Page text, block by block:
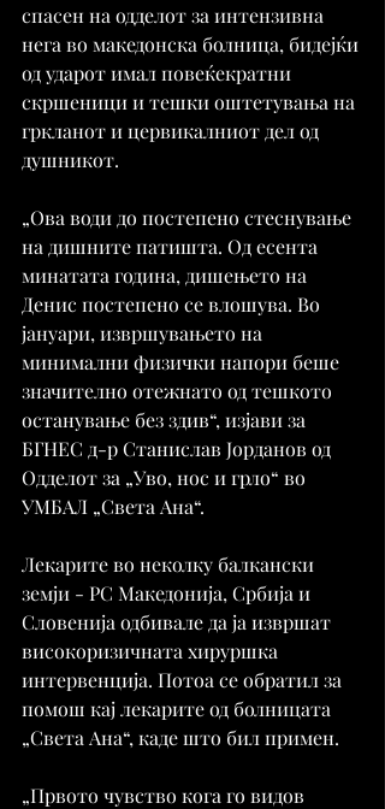
спасен на одделот за интензивна
нега во македонска болница, бидејќи
од ударот имал повеќекратни
скршеници и тешки оштетувања на
гркланот и цервикалниот дел од
душникот.
„Ова води до постепено стеснување
на дишните патишта. Од есента
минатата година, дишењето на
Денис постепено се влошува. Во
јануари, извршувањето на
минимални физички напори беше
значително отежнато од тешкото
останување без здив“, изјави за
БГНЕС д-р Станислав Јорданов од
Одделот за „Уво, нос и грло“ во
УМБАЛ „Света Ана“.
Лекарите во неколку балкански
земји - РС Македонија, Србија и
Словенија одбивале да ја извршат
високоризичната хируршка
интервенција. Потоа се обратил за
помош кај лекарите од болницата
„Света Ана“, каде што бил примен.
„Првото чувство кога го видов